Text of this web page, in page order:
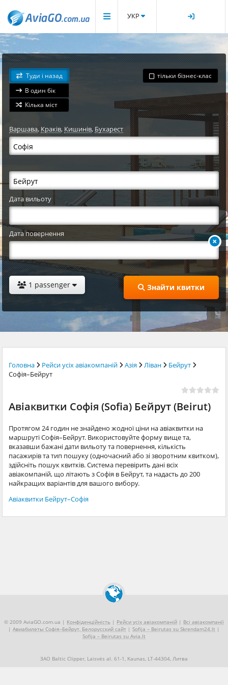
УКР
Туди і назад
В один бік
Кілька міст
тільки бізнес-клас
Варшава,Краків, Кишинів, Бухарест
Дата вильоту
Дата повернення
1 passenger Знайти квитки
Головна Рейси усіх авіакомпаній Азія Ліван
Бейрут
Софія–Бейрут
Авіаквитки Софія (Sofia) Бейрут (Beirut)
Протягом 24 годин не знайдено жодної ціни на авіаквитки на
маршруті Софія–Бейрут. Використовуйте форму вище та,
вказавши бажані дати вильоту та повернення, кількість
пасажирів та тип пошуку (одночасний або зі зворотним квитком),
здійсніть пошук квитків. Система перевірить дані всіх
авіакомпаній, що літають з Софія в Бейрут, та надасть до 200
найкращих варіантів для вашого вибору.
Авіаквитки Бейрут–Софія
© 2009 AviaGO.com.ua | Конфіденційність | Рейси усіх авіакомпаній | Всі авіакомпанії
| Авиабилеты Софія–Бейрут, Белорусский сайт | Sofija – Beirutas su Skrendam24.lt |
Sofija – Beirutas su Avia.lt
ЗАО Baltic Clipper, Laisvės al. 61-1, Kaunas, LT-44304, Литва